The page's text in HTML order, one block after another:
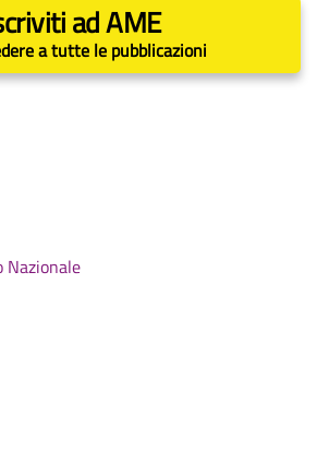
ad AME
a tutte le pubblicazioni
Nazionale